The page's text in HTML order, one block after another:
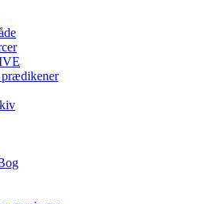
prædikener